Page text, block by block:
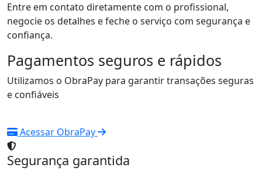
Entre em contato diretamente com o profissional,
negocie os detalhes e feche o serviço com segurança e
confiança.
Pagamentos seguros e rápidos
Utilizamos o ObraPay para garantir transações seguras
e confiáveis
Acessar ObraPay
Segurança garantida